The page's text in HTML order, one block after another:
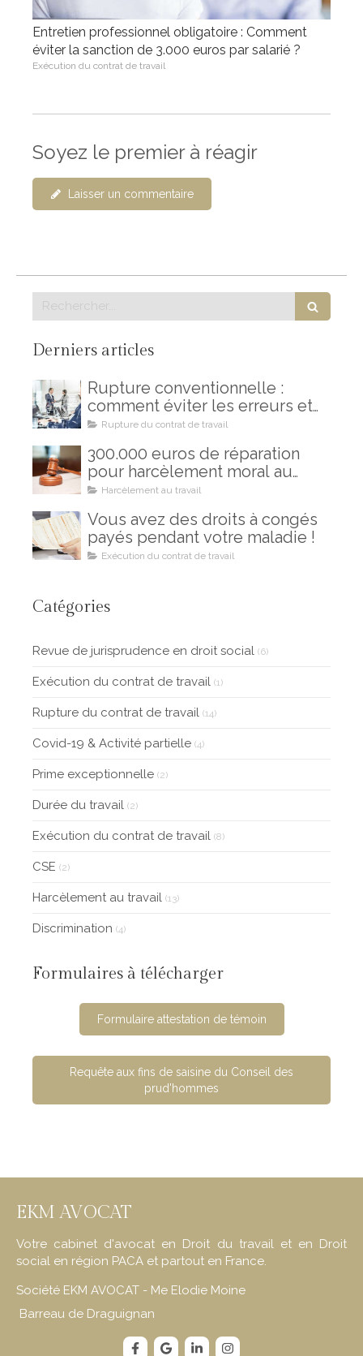
Entretien professionnel obligatoire : Comment
éviter la sanction de 3.000 euros par salarié ?
Exécution du contrat de travail
Soyez le premier à réagir
Laisser un commentaire
Derniers articles
Rupture conventionnelle :
comment éviter les erreurs et
les regrets
Rupture du contrat de travail
300.000 euros de réparation
pour harcèlement moral au
travail : un combat gagné !
Harcèlement au travail
Vous avez des droits à congés
payés pendant votre maladie !
Exécution du contrat de travail
Catégories
Revue de jurisprudence en droit social (6)
Exécution du contrat de travail (1)
Rupture du contrat de travail (14)
Covid-19 & Activité partielle (4)
Prime exceptionnelle (2)
Durée du travail (2)
Exécution du contrat de travail (8)
CSE (2)
Harcèlement au travail (13)
Discrimination (4)
Formulaires à télécharger
Formulaire attestation de témoin
Requête aux fins de saisine du Conseil des
prud'hommes
EKM AVOCAT
Votre cabinet d'avocat en Droit du travail et en Droit
social en région PACA et partout en France.
Société EKM AVOCAT - Me Elodie Moine
Barreau de Draguignan